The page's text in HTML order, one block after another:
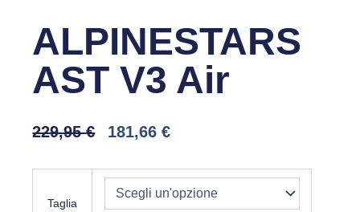
ALPINESTARS
AST V3 Air
229,95€
Il
Originale
Era:
229,95 €.
181,66€Il
Attuale
È:
181,66 €.
Taglia
ALPINESTARS